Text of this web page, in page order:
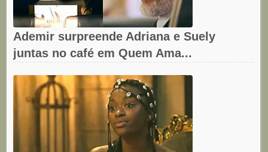
Ademir surpreende Adriana e Suely
juntas no café em Quem Ama...